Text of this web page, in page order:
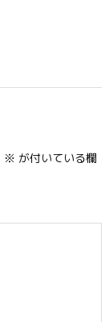
※ が付いている欄